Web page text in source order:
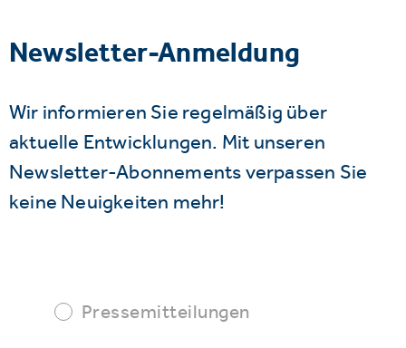
Newsletter-Anmeldung
Wir informieren Sie regelmäßig über
aktuelle Entwicklungen. Mit unseren
Newsletter-Abonnements verpassen Sie
keine Neuigkeiten mehr!
Pressemitteilungen